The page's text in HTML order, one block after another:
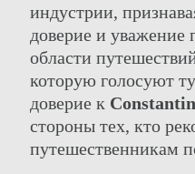
индустрии,
доверие и уважение
области
которую голосуют
доверие к
стороны тех, кто
путешественникам